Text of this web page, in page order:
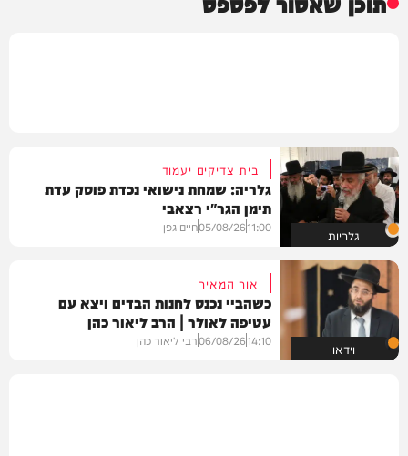
גלריות
בית צדיקים יעמוד
גלריה: שמחת נישואי נכדת פוסק עדת
תימן הגר"י רצאבי
11:00
05/08/26חיים גפן
וידאו
אור המאיר
כשהביי נכנס לחנות הבדים ויצא עם
עטיפה לאולר | הרב ליאור כהן
14:10
06/08/26רבי ליאור כהן